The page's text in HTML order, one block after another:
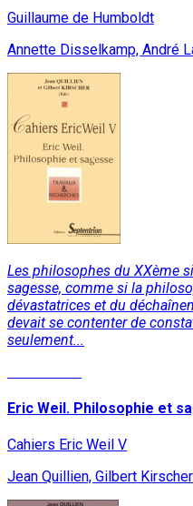
Guillaume de Humboldt
Annette Disselkamp, André
Les philosophes du XXème
sagesse, comme si la
dévastatrices et du
devait se contenter de
seulement...
Eric Weil. Philosophie et
Cahiers Eric Weil V
Jean Quillien, Gilbert Kirscher